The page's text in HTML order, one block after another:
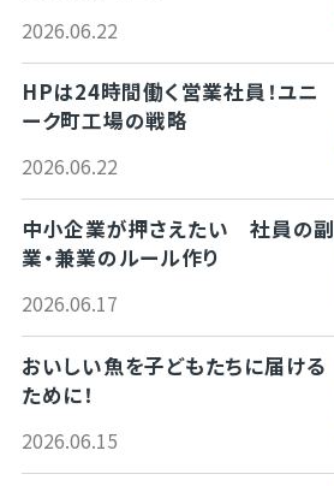
2026.06.22
HPは24時間働く営業社員！ユニ
ーク町工場の戦略
2026.06.22
中小企業が押さえたい 社員の副
業・兼業のルール作り
2026.06.17
おいしい魚を子どもたちに届ける
ために！
2026.06.15